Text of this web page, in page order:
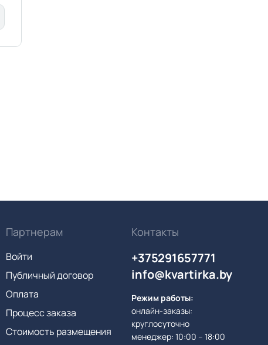
Партнерам
Войти
Публичный договор
Оплата
Процесс заказа
Стоимость размещения
Контакты
+375291657771
info@kvartirka.by
Режим работы:
онлайн-заказы:
круглосуточно
менеджер: 10:00 – 18:00